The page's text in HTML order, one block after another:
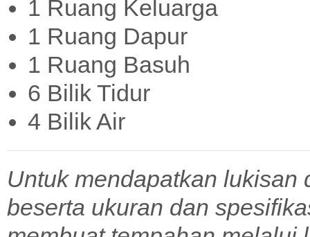
1 Ruang Keluarga
1 Ruang Dapur
1 Ruang Basuh
6 Bilik Tidur
4 Bilik Air
Untuk mendapatkan
beserta ukuran dan